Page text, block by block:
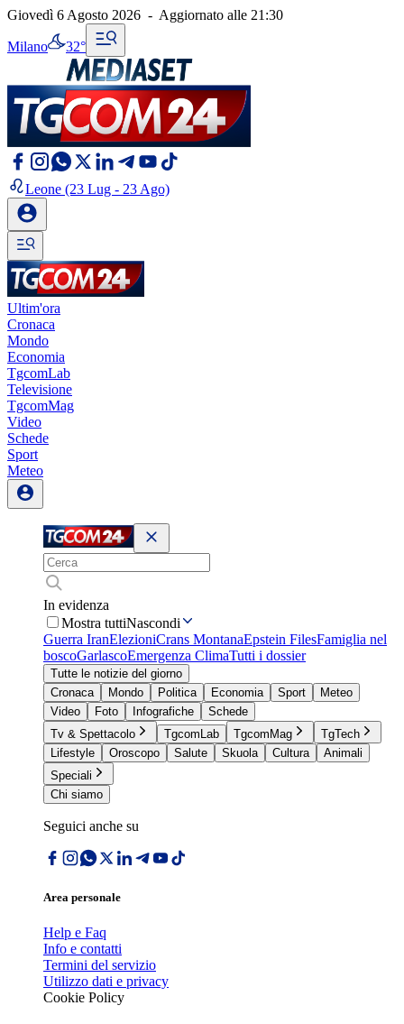
Giovedì 6 Agosto 2026 - Aggiornato alle 21:30
Milano 32°
Leone (23 Lug - 23 Ago)
Ultim'ora
Cronaca
Mondo
Economia
TgcomLab
Televisione
TgcomMag
Video
Schede
Sport
Meteo
In evidenza
Mostra tuttiNascondi
Guerra IranElezioniCrans MontanaEpstein FilesFamiglia nel
boscoGarlascoEmergenza ClimaTutti i dossier
Tutte le notizie del giorno
Cronaca
Mondo Politica Economia Sport
Meteo
Video
Foto Infografiche
Schede
Tv & Spettacolo
TgcomLab TgcomMag
TgTech
Lifestyle
Oroscopo Salute Skuola Cultura
Animali
Speciali
Chi siamo
Seguici anche su
Area personale
Help e Faq
Info e contatti
Termini del servizio
Utilizzo dati e privacy
Cookie Policy